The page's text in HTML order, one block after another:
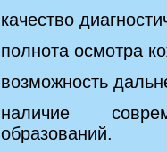
качество
полнота осмотра
возможность
наличие
образований.